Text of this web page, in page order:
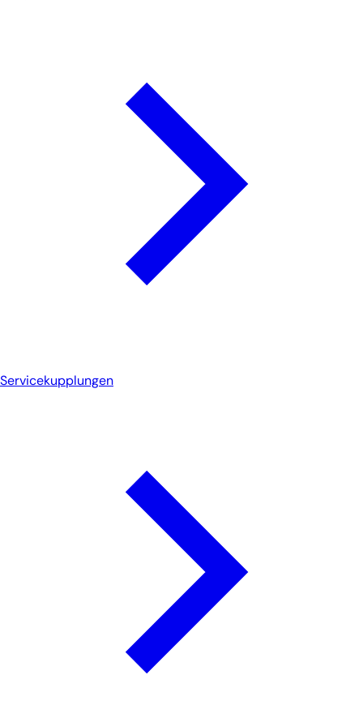
Servicekupplungen